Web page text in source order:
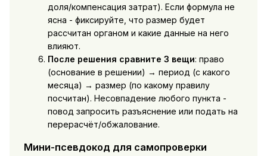
доля/компенсация затрат). Если формула не
ясна - фиксируйте, что размер будет
рассчитан органом и какие данные на него
влияют.
После решения сравните 3 вещи: право
(основание в решении) → период (с какого
месяца) → размер (по какому правилу
посчитан). Несовпадение любого пункта -
повод запросить разъяснение или подать на
перерасчёт/обжалование.
Мини-псевдокод для самопроверки